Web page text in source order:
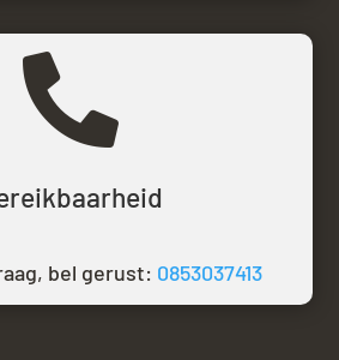

bel gerust: 0853037413